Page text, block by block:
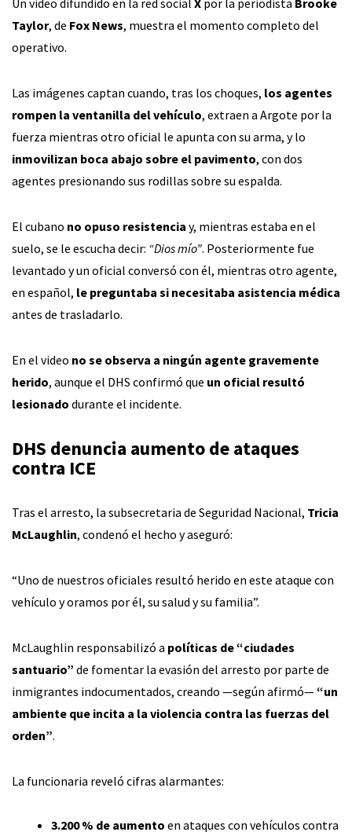
Un video difundido en la red social X por la periodista Brooke
Taylor, de Fox News, muestra el momento completo del
operativo.
Las imágenes captan cuando, tras los choques, los agentes
rompen la ventanilla del vehículo, extraen a Argote por la
fuerza mientras otro oficial le apunta con su arma, y lo
inmovilizan boca abajo sobre el pavimento, con dos
agentes presionando sus rodillas sobre su espalda.
El cubano no opuso resistencia y, mientras estaba en el
suelo, se le escucha decir: “Dios mío”. Posteriormente fue
levantado y un oficial conversó con él, mientras otro agente,
en español, le preguntaba si necesitaba asistencia médica
antes de trasladarlo.
En el video no se observa a ningún agente gravemente
herido, aunque el DHS confirmó que un oficial resultó
lesionado durante el incidente.
DHS denuncia aumento de ataques
contra ICE
Tras el arresto, la subsecretaria de Seguridad Nacional, Tricia
McLaughlin, condenó el hecho y aseguró:
“Uno de nuestros oficiales resultó herido en este ataque con
vehículo y oramos por él, su salud y su familia”.
McLaughlin responsabilizó a políticas de “ciudades
santuario” de fomentar la evasión del arresto por parte de
inmigrantes indocumentados, creando —según afirmó—“un
ambiente que incita a la violencia contra las fuerzas del
orden”.
La funcionaria reveló cifras alarmantes:
3.200 % de aumento en ataques con vehículos contra